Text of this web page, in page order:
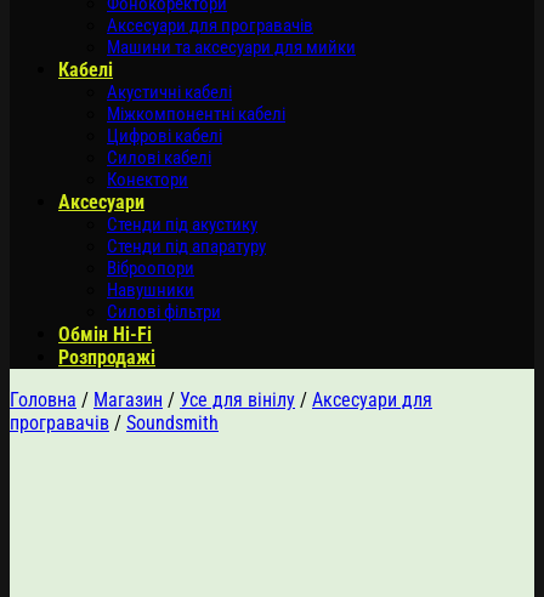
Аксесуари для програвачів
Машини та аксесуари для мийки
Кабелі
Акустичні кабелі
Міжкомпонентні кабелі
Цифрові кабелі
Силові кабелі
Конектори
Аксесуари
Стенди під акустику
Стенди під апаратуру
Віброопори
Навушники
Силові фільтри
Обмін Hi-Fi
Розпродажі
Головна / Магазин / Усе для вінілу / Аксесуари для
програвачів / Soundsmith